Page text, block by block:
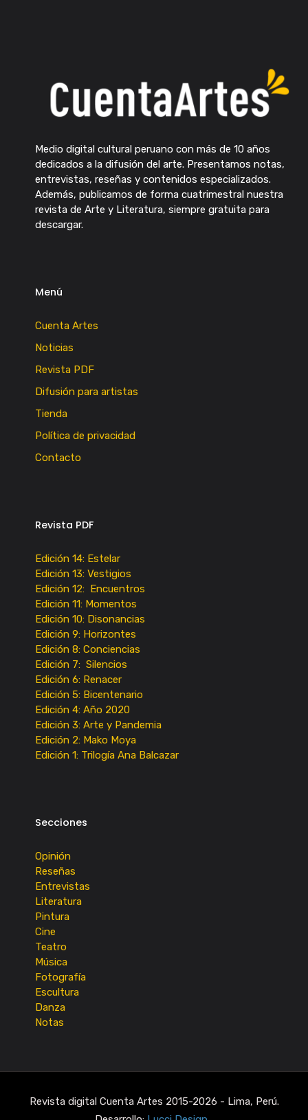
Medio digital cultural peruano con más de 10 años
dedicados a la difusión del arte. Presentamos notas,
entrevistas, reseñas y contenidos especializados.
Además, publicamos de forma cuatrimestral nuestra
revista de Arte y Literatura, siempre gratuita para
descargar.
Menú
Cuenta Artes
Noticias
Revista PDF
Difusión para artistas
Tienda
Política de privacidad
Contacto
Revista PDF
Edición 14: Estelar
Edición 13: Vestigios
Edición 12: Encuentros
Edición 11: Momentos
Edición 10: Disonancias
Edición 9: Horizontes
Edición 8: Conciencias
Edición 7: Silencios
Edición 6: Renacer
Edición 5: Bicentenario
Edición 4: Año 2020
Edición 3: Arte y Pandemia
Edición 2: Mako Moya
Edición 1: Trilogía Ana Balcazar
Secciones
Opinión
Reseñas
Entrevistas
Literatura
Pintura
Cine
Teatro
Música
Fotografía
Escultura
Danza
Notas
Revista digital Cuenta Artes 2015-2026 - Lima, Perú.